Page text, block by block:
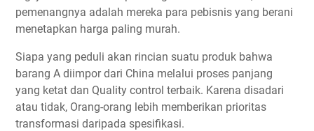
pemenangnya adalah mereka para pebisnis yang berani
menetapkan harga paling murah.
Siapa yang peduli akan rincian suatu produk bahwa
barang A diimpor dari China melalui proses panjang
yang ketat dan Quality control terbaik. Karena disadari
atau tidak, Orang-orang lebih memberikan prioritas
transformasi daripada spesifikasi.